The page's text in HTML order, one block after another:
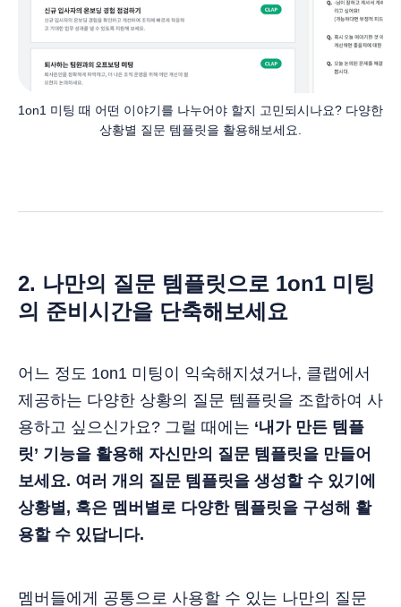
1on1 미팅 때 어떤 이야기를 나누어야 할지 고민되시나요? 다양한
상황별 질문 템플릿을 활용해보세요.
2. 나만의 질문 템플릿으로 1on1 미팅
의 준비시간을 단축해보세요
어느 정도 1on1 미팅이 익숙해지셨거나, 클랩에서
제공하는 다양한 상황의 질문 템플릿을 조합하여 사
용하고 싶으신가요? 그럴 때에는 ‘내가 만든 템플
릿’ 기능을 활용해 자신만의 질문 템플릿을 만들어
보세요. 여러 개의 질문 템플릿을 생성할 수 있기에
상황별, 혹은 멤버별로 다양한 템플릿을 구성해 활
용할 수 있답니다.
멤버들에게 공통으로 사용할 수 있는 나만의 질문